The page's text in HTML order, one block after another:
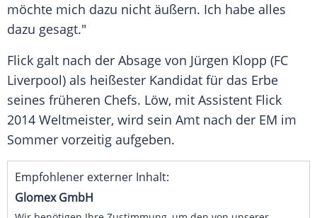
möchte mich dazu nicht äußern. Ich habe alles
dazu gesagt."
Flick galt nach der Absage von Jürgen Klopp (FC
Liverpool) als heißester Kandidat für das Erbe
seines früheren Chefs. Löw, mit Assistent Flick
2014 Weltmeister, wird sein Amt nach der EM im
Sommer vorzeitig aufgeben.
Empfohlener externer Inhalt:
Glomex GmbH